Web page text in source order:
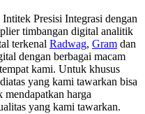
Presisi Integrasi dengan
timbangan digital analitik
terkenal Radwag, Gram dan
dengan berbagai macam
kami. Untuk khusus
yang kami tawarkan bisa
mendapatkan harga
yang kami tawarkan.